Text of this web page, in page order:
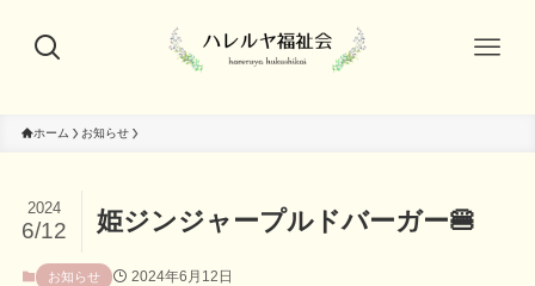
ホーム お知らせ
姫ジンジャープルドバーガー🍔
2024
6/12
お知らせ 2024年6月12日